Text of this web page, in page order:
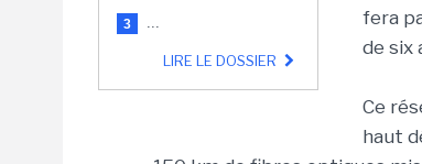
3 ...
LIRE LE DOSSIER
fera
de six
Ce
haut